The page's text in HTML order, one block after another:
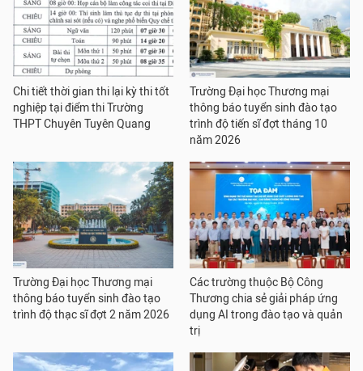
Chi tiết thời gian thi lại kỳ thi tốt
nghiệp tại điểm thi Trường
THPT Chuyên Tuyên Quang
Trường Đại học Thương mại
thông báo tuyển sinh đào tạo
trình độ tiến sĩ đợt tháng 10
năm 2026
Trường Đại học Thương mại
thông báo tuyển sinh đào tạo
trình độ thạc sĩ đợt 2 năm 2026
Các trường thuộc Bộ Công
Thương chia sẻ giải pháp ứng
dụng AI trong đào tạo và quản
trị